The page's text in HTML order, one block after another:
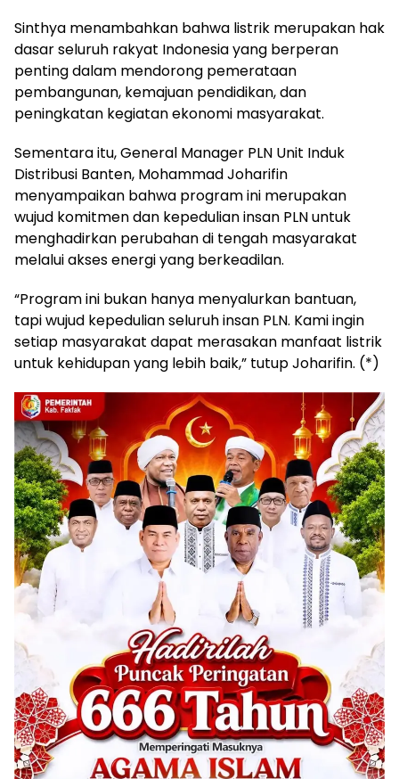
Sinthya menambahkan bahwa listrik merupakan hak
dasar seluruh rakyat Indonesia yang berperan
penting dalam mendorong pemerataan
pembangunan, kemajuan pendidikan, dan
peningkatan kegiatan ekonomi masyarakat.
Sementara itu, General Manager PLN Unit Induk
Distribusi Banten, Mohammad Joharifin
menyampaikan bahwa program ini merupakan
wujud komitmen dan kepedulian insan PLN untuk
menghadirkan perubahan di tengah masyarakat
melalui akses energi yang berkeadilan.
“Program ini bukan hanya menyalurkan bantuan,
tapi wujud kepedulian seluruh insan PLN. Kami ingin
setiap masyarakat dapat merasakan manfaat listrik
untuk kehidupan yang lebih baik,” tutup Joharifin. (*)